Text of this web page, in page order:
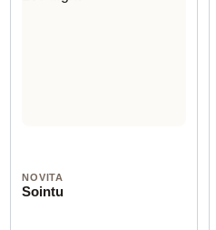
NOVITA
Sointu